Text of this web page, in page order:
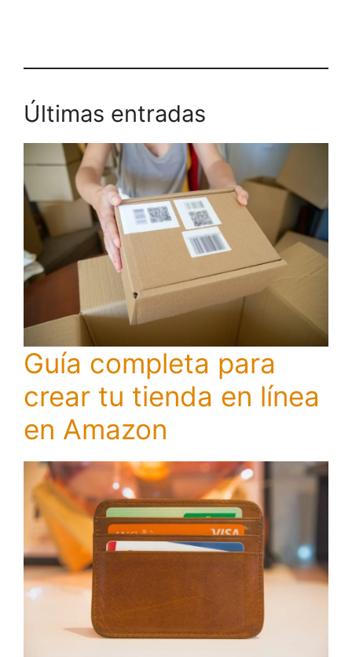
Últimas entradas
Guía completa para
crear tu tienda en línea
en Amazon